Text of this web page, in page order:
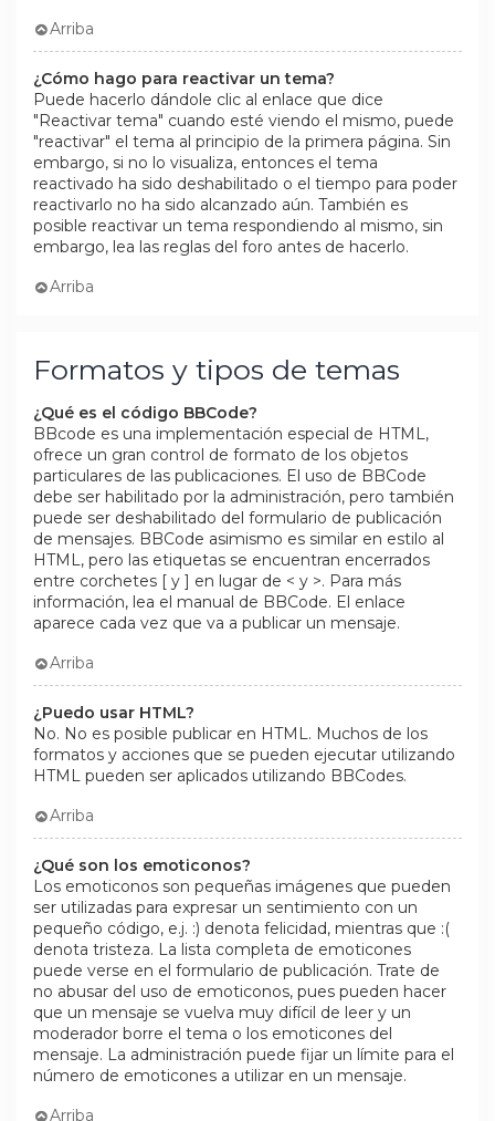
Arriba
¿Cómo hago para reactivar un tema?
Puede hacerlo dándole clic al enlace que dice
"Reactivar tema" cuando esté viendo el mismo, puede
"reactivar" el tema al principio de la primera página. Sin
embargo, si no lo visualiza, entonces el tema
reactivado ha sido deshabilitado o el tiempo para poder
reactivarlo no ha sido alcanzado aún. También es
posible reactivar un tema respondiendo al mismo, sin
embargo, lea las reglas del foro antes de hacerlo.
Arriba
Formatos y tipos de temas
¿Qué es el código BBCode?
BBcode es una implementación especial de HTML,
ofrece un gran control de formato de los objetos
particulares de las publicaciones. El uso de BBCode
debe ser habilitado por la administración, pero también
puede ser deshabilitado del formulario de publicación
de mensajes. BBCode asimismo es similar en estilo al
HTML, pero las etiquetas se encuentran encerrados
entre corchetes [ y ] en lugar de < y >. Para más
información, lea el manual de BBCode. El enlace
aparece cada vez que va a publicar un mensaje.
Arriba
¿Puedo usar HTML?
No. No es posible publicar en HTML. Muchos de los
formatos y acciones que se pueden ejecutar utilizando
HTML pueden ser aplicados utilizando BBCodes.
Arriba
¿Qué son los emoticonos?
Los emoticonos son pequeñas imágenes que pueden
ser utilizadas para expresar un sentimiento con un
pequeño código, e.j. :) denota felicidad, mientras que :(
denota tristeza. La lista completa de emoticones
puede verse en el formulario de publicación. Trate de
no abusar del uso de emoticonos, pues pueden hacer
que un mensaje se vuelva muy difícil de leer y un
moderador borre el tema o los emoticones del
mensaje. La administración puede fijar un límite para el
número de emoticones a utilizar en un mensaje.
Arriba